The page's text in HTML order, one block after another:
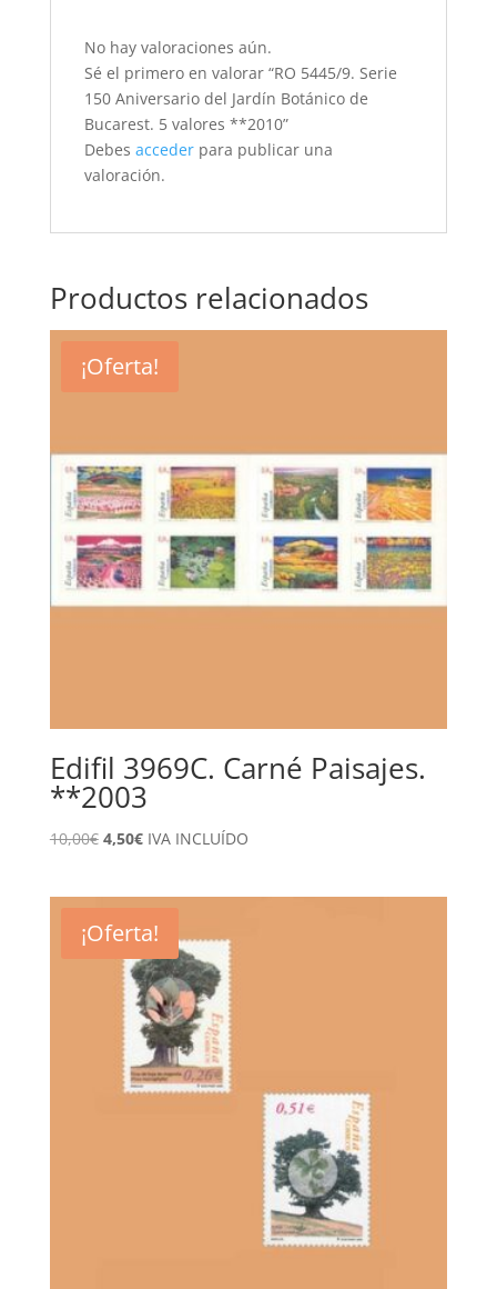
No hay valoraciones aún.
Sé el primero en valorar “RO 5445/9. Serie
150 Aniversario del Jardín Botánico de
Bucarest. 5 valores **2010”
Debes accederpara publicar una
valoración.
Productos relacionados
¡Oferta!
Edifil 3969C. Carné Paisajes.
**2003
10,00€ El
10,00€.
4,50€El
4,50€.
IVA INCLUÍDO
¡Oferta!